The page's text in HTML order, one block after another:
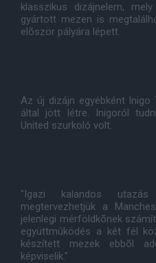
klasszikus dizájnelem,
gyártott mezen is
elõször pályára lépett.
Az új dizájn egyébként Inigo
által jött létre. Inigoról
United szurkoló volt.
"Igazi kalandos
megtervezhetjük a
jelenlegi mérföldkõnek
együttmûködés a két fél
készített mezek ebbõl
képviselik."